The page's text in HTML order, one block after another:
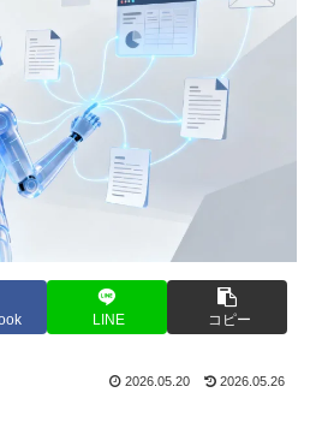
LINE コピー
2026.05.20 2026.05.26